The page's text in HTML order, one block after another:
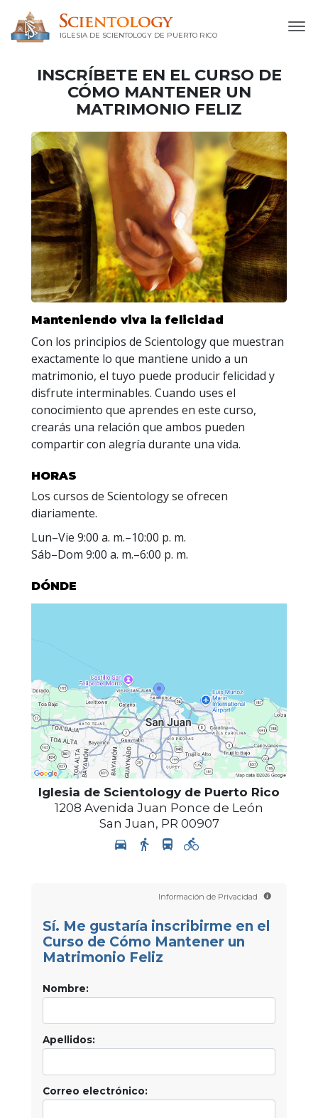
IGLESIA DE SCIENTOLOGY DE PUERTO RICO
INSCRÍBETE EN EL CURSO DE
CÓMO MANTENER UN
MATRIMONIO FELIZ
Manteniendo viva la felicidad
Con los principios de Scientology que muestran
exactamente lo que mantiene unido a un
matrimonio, el tuyo puede producir felicidad y
disfrute interminables. Cuando uses el
conocimiento que aprendes en este curso,
crearás una relación que ambos pueden
compartir con alegría durante una vida.
HORAS
Los cursos de Scientology se ofrecen
diariamente.
Lun–Vie 9:00 a. m.–10:00 p. m.
Sáb–Dom 9:00 a. m.–6:00 p. m.
DÓNDE
Iglesia de Scientology de Puerto Rico
1208 Avenida Juan Ponce de León
San Juan, PR 00907
Información de Privacidad
Sí. Me gustaría inscribirme en el
Curso de Cómo Mantener un
Matrimonio Feliz
Nombre:
Apellidos:
Correo electrónico: